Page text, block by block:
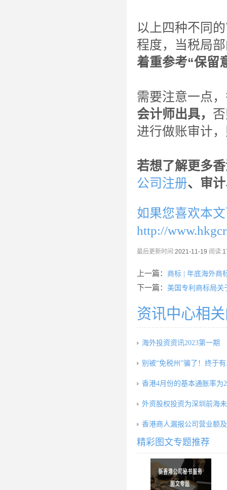
以上四种不同
程度，当税局
着重参考“保留
需要注意一点
会计师出具，
进行做账审计
若想了解更多
公司注册、审
如果您喜欢本
http://
最后更新时间:2021-11-19 阅读:
上一篇： 商标 | 年底海外商
下一篇： 美国专利商标局关
资讯中心相
海外投资资讯2023第一期
别被“免税州”骗了！终于
香港4月份的基本通胀率为
外资股权投资为深圳前海
香港商人漏报公司营业额
精彩图文专题推荐